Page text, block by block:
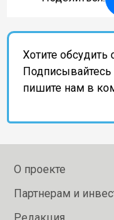
Хотите
пишите нам в
О проекте
Партнерам и